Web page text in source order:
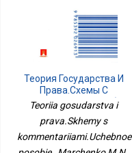
Теория Государства И
Права.Схемы С
Комментариями.Учебное
Пособие
Teoriia gosudarstva i
prava.Skhemy s
kommentariiami.Uchebnoe